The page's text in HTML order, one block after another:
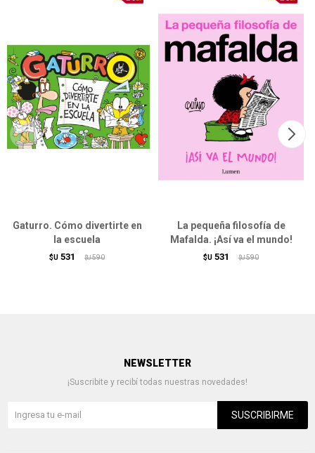
Gaturro. Cómo divertirte en
la escuela
$U 531 $U 590
La pequeña filosofía de
Mafalda. ¡Así va el mundo!
$U 531 $U 590
NEWSLETTER
¡Suscribite y recibí todas nuestras novedades!
SUSCRIBIRME